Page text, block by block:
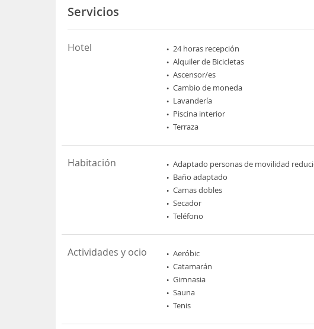
Servicios
Hotel 24 horas recepción
Alquiler de Bicicletas
Ascensor/es
Cambio de moneda
Lavandería
Piscina interior
Terraza
Habitación Adaptado personas de movilidad
Baño adaptado
Camas dobles
Secador
Teléfono
Actividades y ocio Aeróbic
Catamarán
Gimnasia
Sauna
Tenis